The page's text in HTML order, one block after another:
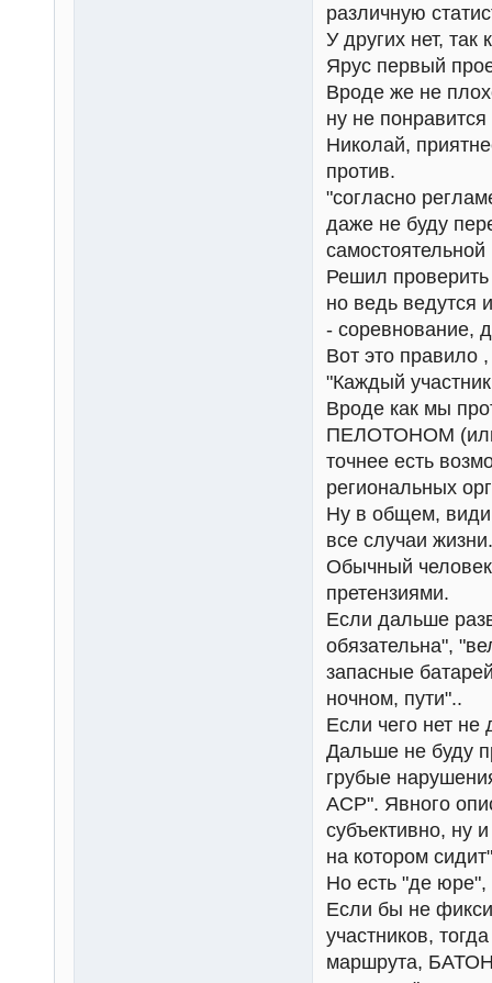
различную
У других нет, так
Ярус первый
Вроде же не
ну не
Николай,
против.
"согласно
даже не буду
самостоятельной
Решил
но ведь ведутся
- соревнование,
Вот это правило
"Каждый
Вроде как мы
ПЕЛОТОНОМ (или
точнее есть
региональных
Ну в общем,
все случаи жизни.
Обычный
претензиями.
Если дальше
обязательна",
запасные
ночном, пути"..
Если чего нет не
Дальше не буду
грубые
ACP". Явного
субъективно, ну
на котором
Но есть "де юре",
Если бы не
участников,
маршрута,